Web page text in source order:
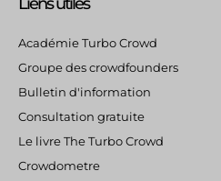
n
-
Académie Turbo Crowd
Groupe des crowdfounders
Bulletin d'information
Consultation gratuite
Le livre The Turbo Crowd
Crowdometre